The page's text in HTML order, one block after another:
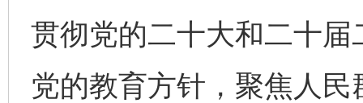
贯彻党的二十大和二十
党的教育方针，聚焦人